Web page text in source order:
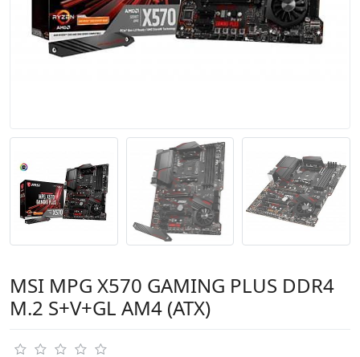
MSI MPG X570 GAMING PLUS DDR4
M.2 S+V+GL AM4 (ATX)